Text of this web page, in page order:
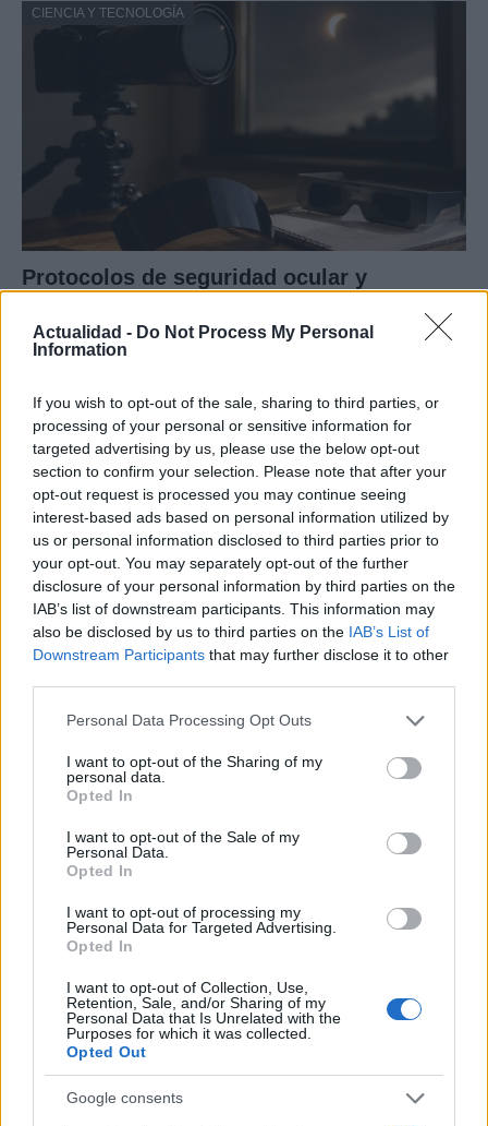
Actualidad - Do Not Process My Personal
Information
If you wish to opt-out of the sale, sharing to third parties, or
processing of your personal or sensitive information for
targeted advertising by us, please use the below opt-out
section to confirm your selection. Please note that after your
opt-out request is processed you may continue seeing
interest-based ads based on personal information utilized by
us or personal information disclosed to third parties prior to
your opt-out. You may separately opt-out of the further
disclosure of your personal information by third parties on the
IAB’s list of downstream participants. This information may
also be disclosed by us to third parties on the IAB’s List of
Downstream Participants that may further disclose it to other
Please note that this website/app uses one or more Google
not limited to your visit or usage behaviour. You may click to
grant or deny consent to Google and its third-party tags to
use your data for below specified purposes in below Google
consent section.
Personal Data Processing Opt Outs
I want to opt-out of the Sharing of my
personal data.
Opted In
I want to opt-out of the Sale of my
Personal Data.
Opted In
I want to opt-out of processing my
Personal Data for Targeted Advertising.
Opted In
I want to opt-out of Collection, Use,
Retention, Sale, and/or Sharing of my
Personal Data that Is Unrelated with the
Purposes for which it was collected.
Opted Out
Google consents
CIENCIA Y TECNOLOGÍA
Protocolos de seguridad ocular y
consejos para fotografiar eclipses solares
Un eclipse solar es un espectáculo natural que…
CIENCIA Y TECNOLOGÍA
Eclipse solar 2026: Todo lo que necesitas
saber sobre el evento astronómico